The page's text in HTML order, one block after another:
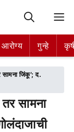
आरोग्य गुन्हे
आरोग्य गुन्हे
जिंकू’; द.
सामना